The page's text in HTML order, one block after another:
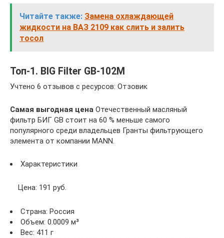
Читайте также: Замена охлаждающей
жидкости на ВАЗ 2109 как слить и залить
тосол
Топ-1. BIG Filter GB-102M
Учтено 6 отзывов с ресурсов: Отзовик
Самая выгодная цена Отечественный масляный
фильтр БИГ GB стоит на 60 % меньше самого
популярного среди владельцев Гранты фильтрующего
элемента от компании MANN.
Характеристики
Цена: 191 руб.
Страна: Россия
Объем: 0.0009 м³
Вес: 411 г